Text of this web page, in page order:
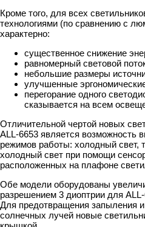
Кроме того, для всех
технологиями (по сравнению с
характерно:
существенное снижение
равномерный световой
небольшие размеры
улучшенные
перегорание одного
сказывается на всем
Отличительной чертой новых
ALL-6653 является возможность
режимов работы: холодный свет,
холодный свет при помощи
расположенных на плафоне
Обе модели оборудованы
разрешением 3 диоптрии для
Для предотвращения запыления
солнечных лучей новые